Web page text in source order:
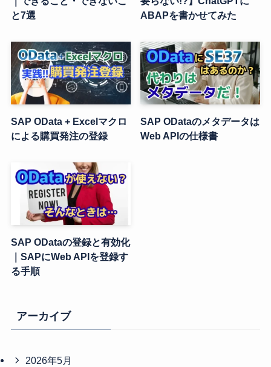
と7選
ABAPを書かせてみた
SAP OData + Excelマクロ
による購買発注の登録
SAP ODataのメタデータは
Web APIの仕様書
SAP ODataの登録と有効化
｜SAPにWeb APIを登録す
る手順
アーカイブ
2026年5月